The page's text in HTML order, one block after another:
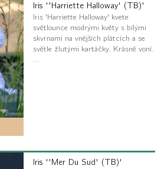
Iris ''Harriette Halloway' (TB)'
Iris 'Harriette Halloway' kvete
světlounce modrými květy s bílými
skvrnami na vnějších plátcích a se
světle žlutými kartáčky. Krásně voní.
…
Iris ''Mer Du Sud' (TB)'